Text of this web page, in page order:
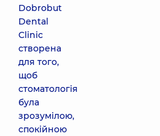
Dobrobut
Dental
Clinic
створена
для того,
щоб
стоматологія
була
зрозумілою,
спокійною